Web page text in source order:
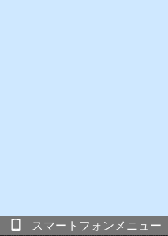
スマートフォンメニュー